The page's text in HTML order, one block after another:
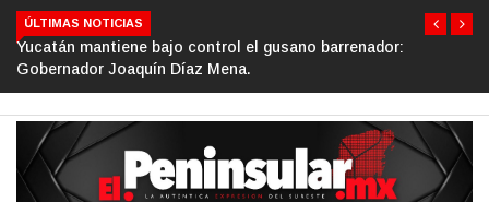
ÚLTIMAS NOTICIAS
Gino Segura impulsa el turismo comunitario desde el
de la República.